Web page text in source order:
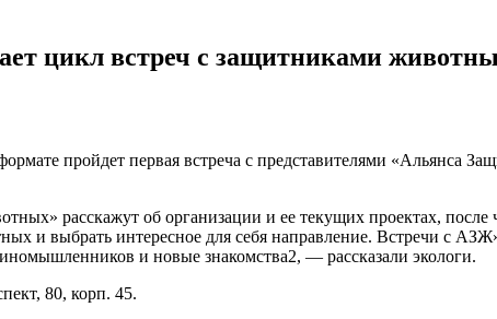
цикл встреч с защитниками
пройдет первая встреча с представителями «Альянса
расскажут об организации и ее текущих проектах,
и выбрать интересное для себя направление. Встречи с
и новые знакомства2, — рассказали экологи.
80, корп. 45.